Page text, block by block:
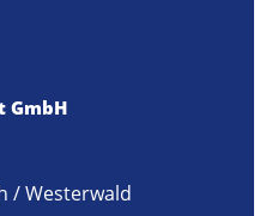
GmbH
/ Westerwald